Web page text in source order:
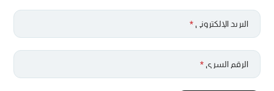
البريد الإلكتروني *
الرقم السري *